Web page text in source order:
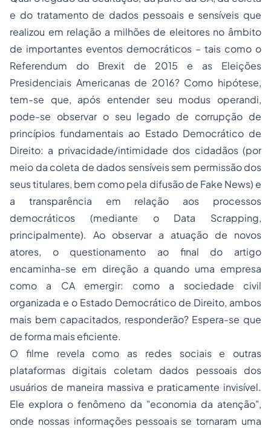
e do tratamento de dados pessoais e sensíveis que
realizou em relação a milhões de eleitores no âmbito
de importantes eventos democráticos – tais como o
Referendum do Brexit de 2015 e as Eleições
Presidenciais Americanas de 2016? Como hipótese,
tem-se que, após entender seu modus operandi,
pode-se observar o seu legado de corrupção de
princípios fundamentais ao Estado Democrático de
Direito: a privacidade/intimidade dos cidadãos (por
meio da coleta de dados sensíveis sem permissão dos
seus titulares, bem como pela difusão de Fake News) e
a transparência em relação aos processos
democráticos (mediante o Data Scrapping,
principalmente). Ao observar a atuação de novos
atores, o questionamento ao final do artigo
encaminha-se em direção a quando uma empresa
como a CA emergir: como a sociedade civil
organizada e o Estado Democrático de Direito, ambos
mais bem capacitados, responderão? Espera-se que
de forma mais eficiente.
O filme revela como as redes sociais e outras
plataformas digitais coletam dados pessoais dos
usuários de maneira massiva e praticamente invisível.
Ele explora o fenômeno da "economia da atenção",
onde nossas informações pessoais se tornaram uma